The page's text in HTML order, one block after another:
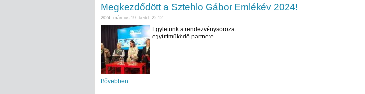
Megkezdődött a Sztehlo Gábor Emlékév 2024!
2024. március 19. kedd, 22:12
Egyletünk a rendezvénysorozat
együttműködő partnere
Bővebben...